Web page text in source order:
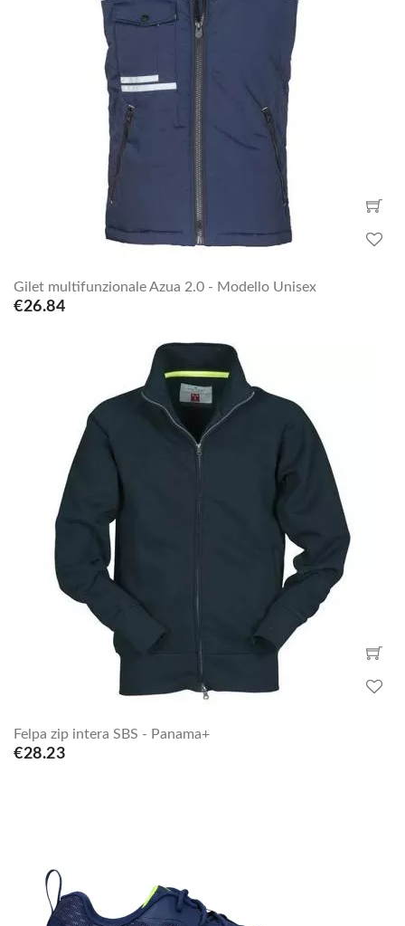
Gilet multifunzionale Azua 2.0 - Modello Unisex
€26.84
Felpa zip intera SBS - Panama+
€28.23